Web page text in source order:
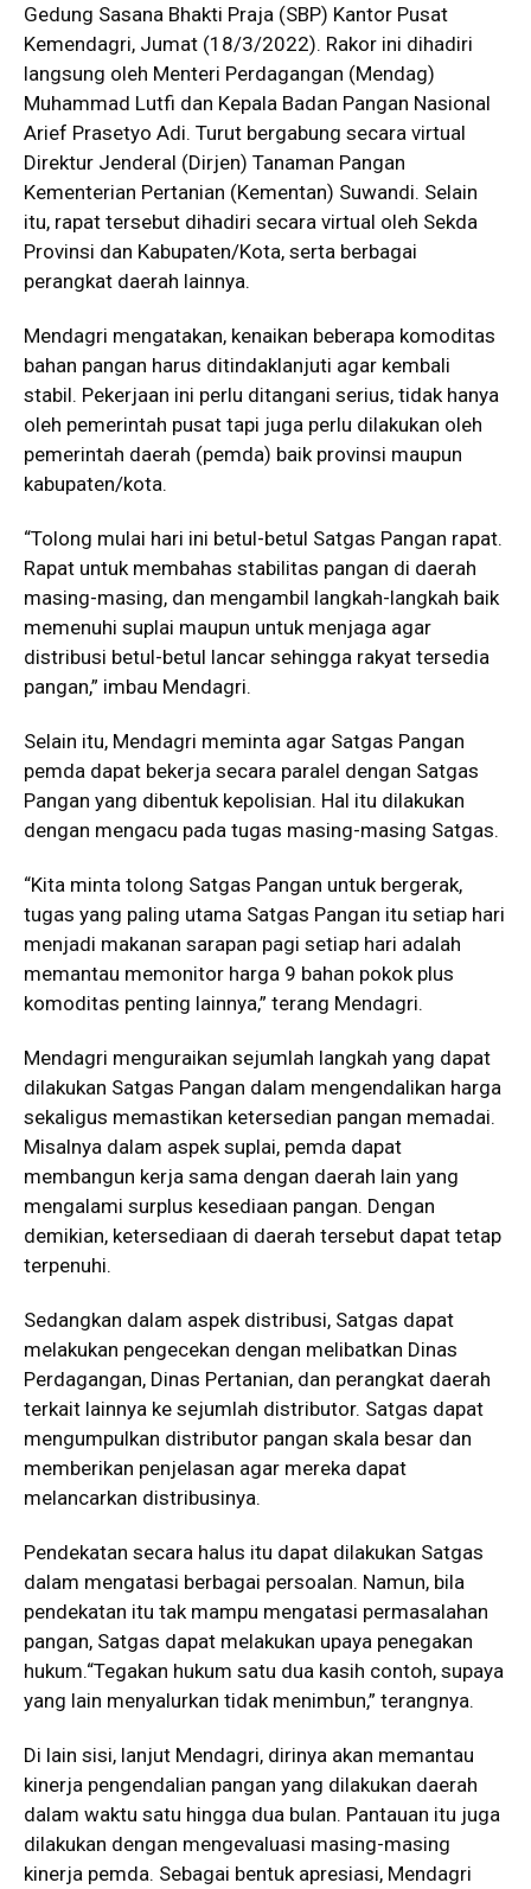
Gedung Sasana Bhakti Praja (SBP) Kantor Pusat
Kemendagri, Jumat (18/3/2022). Rakor ini dihadiri
langsung oleh Menteri Perdagangan (Mendag)
Muhammad Lutfi dan Kepala Badan Pangan Nasional
Arief Prasetyo Adi. Turut bergabung secara virtual
Direktur Jenderal (Dirjen) Tanaman Pangan
Kementerian Pertanian (Kementan) Suwandi. Selain
itu, rapat tersebut dihadiri secara virtual oleh Sekda
Provinsi dan Kabupaten/Kota, serta berbagai
perangkat daerah lainnya.
Mendagri mengatakan, kenaikan beberapa komoditas
bahan pangan harus ditindaklanjuti agar kembali
stabil. Pekerjaan ini perlu ditangani serius, tidak hanya
oleh pemerintah pusat tapi juga perlu dilakukan oleh
pemerintah daerah (pemda) baik provinsi maupun
kabupaten/kota.
“Tolong mulai hari ini betul-betul Satgas Pangan rapat.
Rapat untuk membahas stabilitas pangan di daerah
masing-masing, dan mengambil langkah-langkah baik
memenuhi suplai maupun untuk menjaga agar
distribusi betul-betul lancar sehingga rakyat tersedia
pangan,” imbau Mendagri.
Selain itu, Mendagri meminta agar Satgas Pangan
pemda dapat bekerja secara paralel dengan Satgas
Pangan yang dibentuk kepolisian. Hal itu dilakukan
dengan mengacu pada tugas masing-masing Satgas.
“Kita minta tolong Satgas Pangan untuk bergerak,
tugas yang paling utama Satgas Pangan itu setiap hari
menjadi makanan sarapan pagi setiap hari adalah
memantau memonitor harga 9 bahan pokok plus
komoditas penting lainnya,” terang Mendagri.
Mendagri menguraikan sejumlah langkah yang dapat
dilakukan Satgas Pangan dalam mengendalikan harga
sekaligus memastikan ketersedian pangan memadai.
Misalnya dalam aspek suplai, pemda dapat
membangun kerja sama dengan daerah lain yang
mengalami surplus kesediaan pangan. Dengan
demikian, ketersediaan di daerah tersebut dapat tetap
terpenuhi.
Sedangkan dalam aspek distribusi, Satgas dapat
melakukan pengecekan dengan melibatkan Dinas
Perdagangan, Dinas Pertanian, dan perangkat daerah
terkait lainnya ke sejumlah distributor. Satgas dapat
mengumpulkan distributor pangan skala besar dan
memberikan penjelasan agar mereka dapat
melancarkan distribusinya.
Pendekatan secara halus itu dapat dilakukan Satgas
dalam mengatasi berbagai persoalan. Namun, bila
pendekatan itu tak mampu mengatasi permasalahan
pangan, Satgas dapat melakukan upaya penegakan
hukum.“Tegakan hukum satu dua kasih contoh, supaya
yang lain menyalurkan tidak menimbun,” terangnya.
Di lain sisi, lanjut Mendagri, dirinya akan memantau
kinerja pengendalian pangan yang dilakukan daerah
dalam waktu satu hingga dua bulan. Pantauan itu juga
dilakukan dengan mengevaluasi masing-masing
kinerja pemda. Sebagai bentuk apresiasi, Mendagri